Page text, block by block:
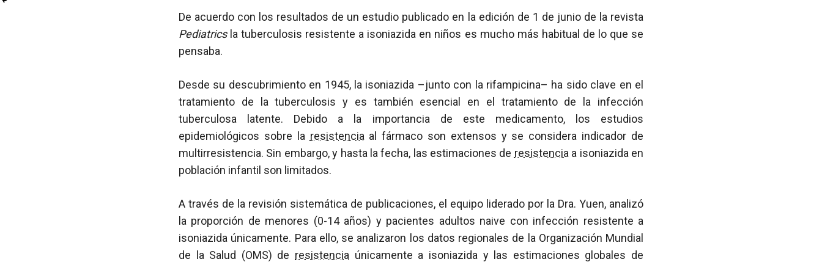
De acuerdo con los resultados de un estudio publicado en la edición de 1 de junio de la revista
Pediatricsla tuberculosis resistente a isoniazida en niños es mucho más habitual de lo que se
pensaba.
Desde su descubrimiento en 1945, la isoniazida –junto con la rifampicina– ha sido clave en el
tratamiento de la tuberculosis y es también esencial en el tratamiento de la infección
tuberculosa latente. Debido a la importancia de este medicamento, los estudios
epidemiológicos sobre la resistencia al fármaco son extensos y se considera indicador de
multirresistencia. Sin embargo, y hasta la fecha, las estimaciones de resistencia a isoniazida en
población infantil son limitados.
A través de la revisión sistemática de publicaciones, el equipo liderado por la Dra. Yuen, analizó
la proporción de menores (0-14 años) y pacientes adultos naive con infección resistente a
isoniazida únicamente. Para ello, se analizaron los datos regionales de la Organización Mundial
de la Salud (OMS) de resistencia únicamente a isoniazida y las estimaciones globales de